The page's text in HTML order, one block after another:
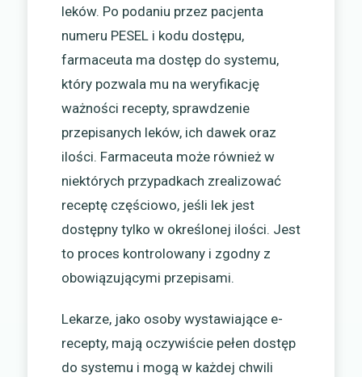
leków. Po podaniu przez pacjenta
numeru PESEL i kodu dostępu,
farmaceuta ma dostęp do systemu,
który pozwala mu na weryfikację
ważności recepty, sprawdzenie
przepisanych leków, ich dawek oraz
ilości. Farmaceuta może również w
niektórych przypadkach zrealizować
receptę częściowo, jeśli lek jest
dostępny tylko w określonej ilości. Jest
to proces kontrolowany i zgodny z
obowiązującymi przepisami.
Lekarze, jako osoby wystawiające e-
recepty, mają oczywiście pełen dostęp
do systemu i mogą w każdej chwili